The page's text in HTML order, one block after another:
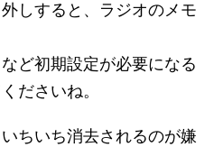
しすると、ラジオのメモ
ど初期設定が必要になる
ださいね。
ちいち消去されるのが嫌